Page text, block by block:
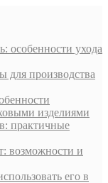
особенности ухода
для производства
изделиями
практичные
возможности и
его в